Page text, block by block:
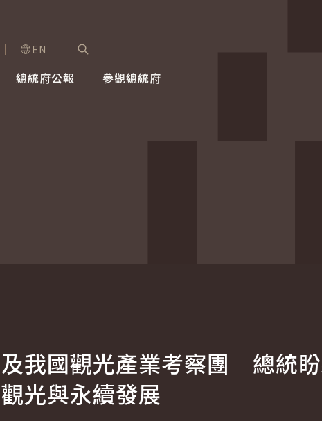
字級選單
EN
總統府公報 參觀總統府
我國觀光產業考察團 總統
光與永續發展